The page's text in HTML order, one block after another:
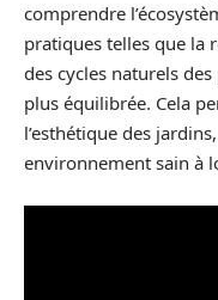
comprendre
pratiques telles que la
des cycles naturels
plus équilibrée. Cela
l’esthétique des
environnement sain à